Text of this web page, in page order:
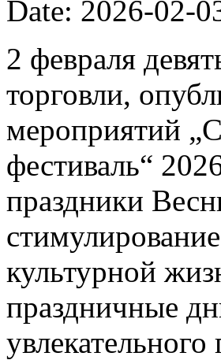
Date: 2026-02-
2 февраля
торговли,
мероприятий
фестиваль“
праздники
культурной
праздничные